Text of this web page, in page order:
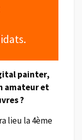
painter,
amateur et
?
lieu la 4ème